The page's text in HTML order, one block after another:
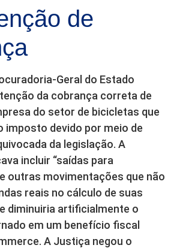
de
Geral do Estado
da cobrança correta de
do setor de bicicletas que
imposto devido por meio de
da legislação. A
incluir “saídas para
outras movimentações que não
reais no cálculo de suas
diminuiria artificialmente o
em um benefício fiscal
A Justiça negou o